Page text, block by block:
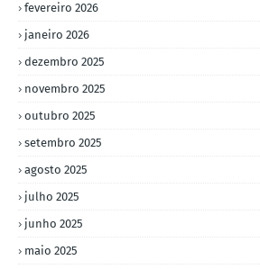
fevereiro 2026
janeiro 2026
dezembro 2025
novembro 2025
outubro 2025
setembro 2025
agosto 2025
julho 2025
junho 2025
maio 2025